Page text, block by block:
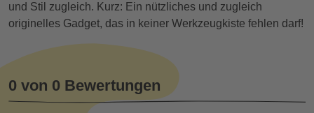
und Stil zugleich. Kurz: Ein nützliches und zugleich
originelles Gadget, das in keiner Werkzeugkiste fehlen darf!
0 von 0 Bewertungen